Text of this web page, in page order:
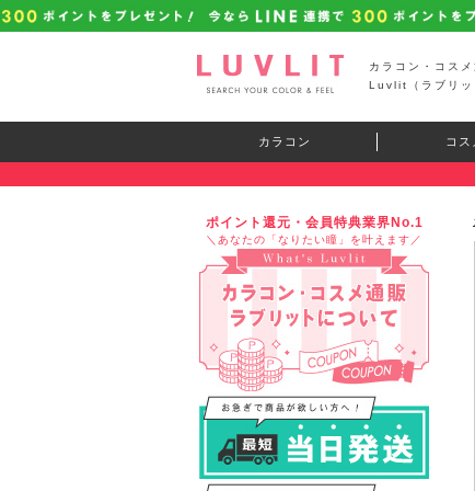
カラコン・コスメ
Luvlit（ラブリッ
カラコン コス
ポイント還元・会員特典業界No.1
＼あなたの「なりたい瞳」を叶えます／